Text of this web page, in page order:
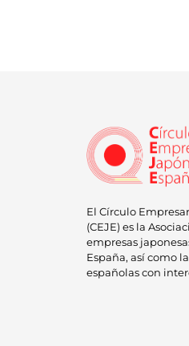
El Círculo
(CEJE) es la
empresas
España, así como
españolas con